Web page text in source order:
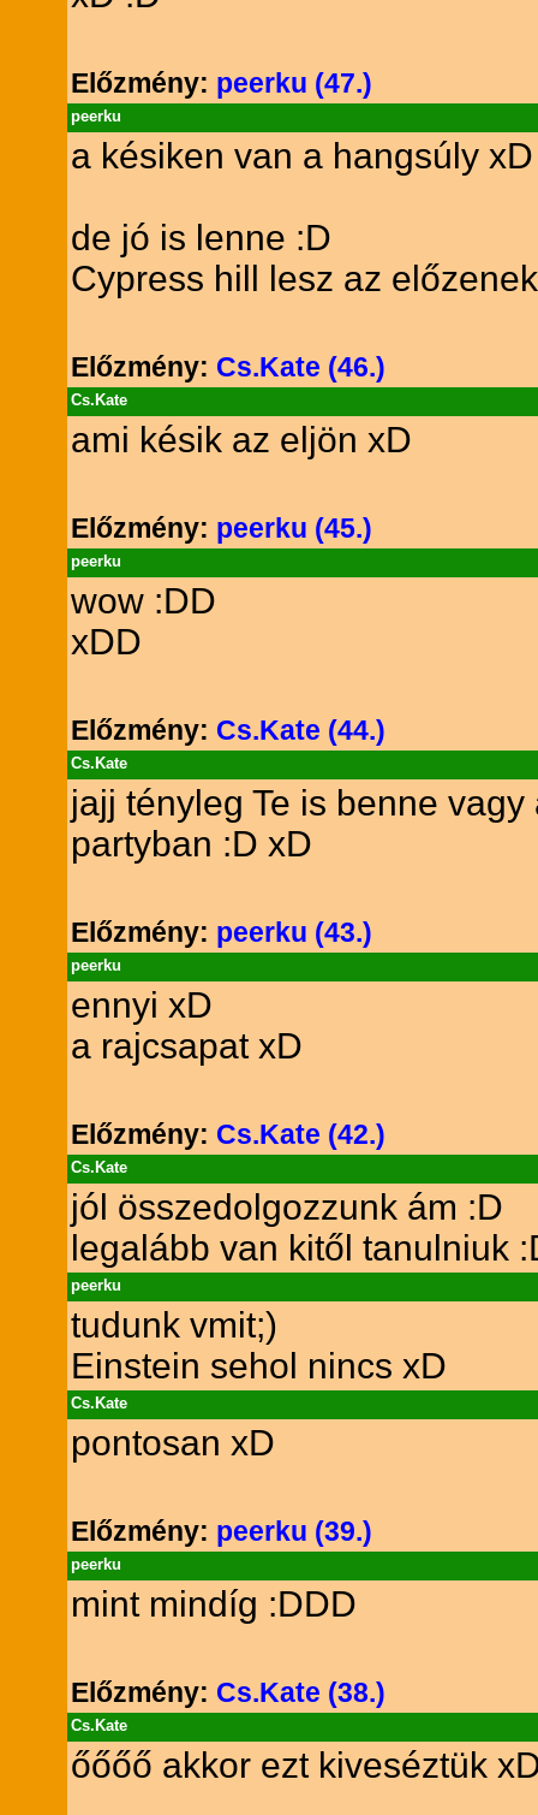
Előzmény: peerku (47.)
peerku
a késiken van a hangsúly xD
de jó is lenne :D
Cypress hill lesz az
Előzmény: Cs.Kate (46.)
Cs.Kate
ami késik az eljön xD
Előzmény: peerku (45.)
peerku
wow :DD
xDD
Előzmény: Cs.Kate (44.)
Cs.Kate
jajj tényleg Te is benne
partyban :D xD
Előzmény: peerku (43.)
peerku
ennyi xD
a rajcsapat xD
Előzmény: Cs.Kate (42.)
Cs.Kate
jól összedolgozzunk ám :D
legalább van kitől tanulniuk
peerku
tudunk vmit;)
Einstein sehol nincs xD
Cs.Kate
pontosan xD
Előzmény: peerku (39.)
peerku
mint mindíg :DDD
Előzmény: Cs.Kate (38.)
Cs.Kate
őőőő akkor ezt kiveséztük